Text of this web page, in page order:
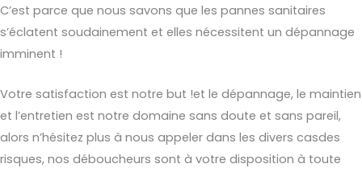
C’est parce que nous savons que les pannes sanitaires
s’éclatent soudainement et elles nécessitent un dépannage
imminent !
Votre satisfaction est notre but !et le dépannage, le maintien
et l’entretien est notre domaine sans doute et sans pareil,
alors n’hésitez plus à nous appeler dans les divers casdes
risques, nos déboucheurs sont à votre disposition à toute